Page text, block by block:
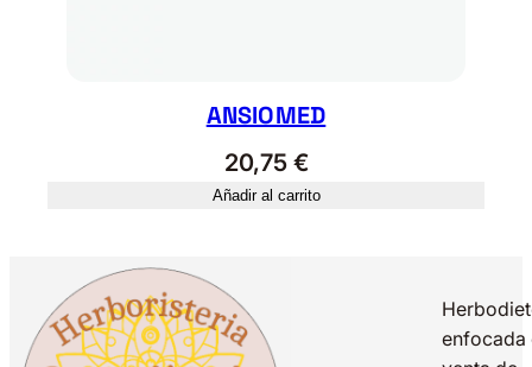
ANSIOMED
20,75 €
Añadir al carrito
enfocada